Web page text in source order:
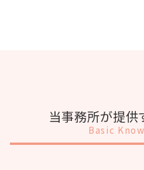
当事務所が提供
Basic